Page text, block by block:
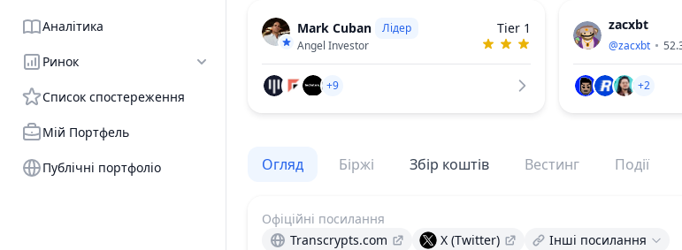
Аналітика
Ринок
Список спостереження
Мій Портфель
Публічні портфоліо
Mark Cuban
Лідер
Angel Investor
Tier 1
+9
zacxbt
@zacxbt
+2
Огляд Біржі Збір коштів Вестинг Події
Офіційні посилання
Transcrypts.com
X (Twitter) Інші посилання